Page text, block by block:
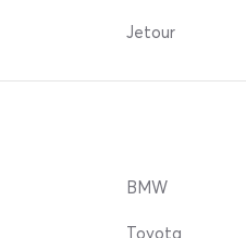
Jetour
BMW
Toyota